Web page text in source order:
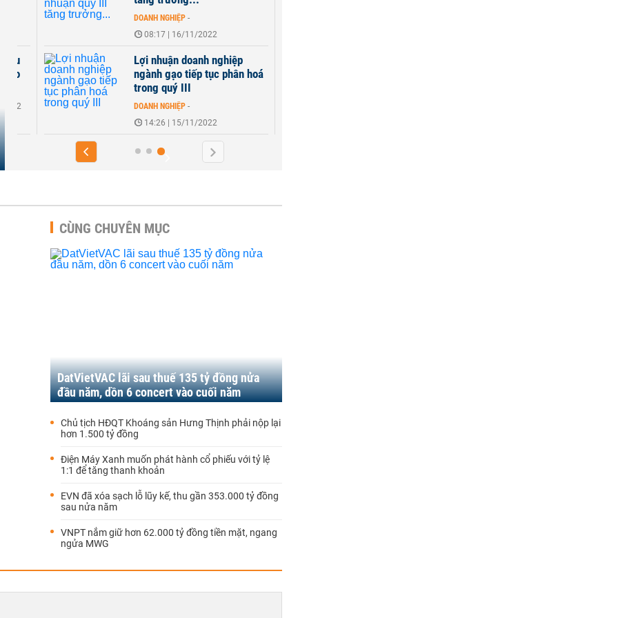
do
2022
DOANH NGHIỆP -
08:17 | 16/11/2022
Lợi nhuận doanh nghiệp
ngành gạo tiếp tục phân hoá
trong quý III
DOANH NGHIỆP -
14:26 | 15/11/2022
CÙNG CHUYÊN MỤC
DatVietVAC lãi sau thuế 135 tỷ đồng nửa
đầu năm, dồn 6 concert vào cuối năm
Chủ tịch HĐQT Khoáng sản Hưng Thịnh phải nộp lại
hơn 1.500 tỷ đồng
Điện Máy Xanh muốn phát hành cổ phiếu với tỷ lệ
1:1 để tăng thanh khoản
EVN đã xóa sạch lỗ lũy kế, thu gần 353.000 tỷ đồng
sau nửa năm
VNPT nắm giữ hơn 62.000 tỷ đồng tiền mặt, ngang
ngửa MWG